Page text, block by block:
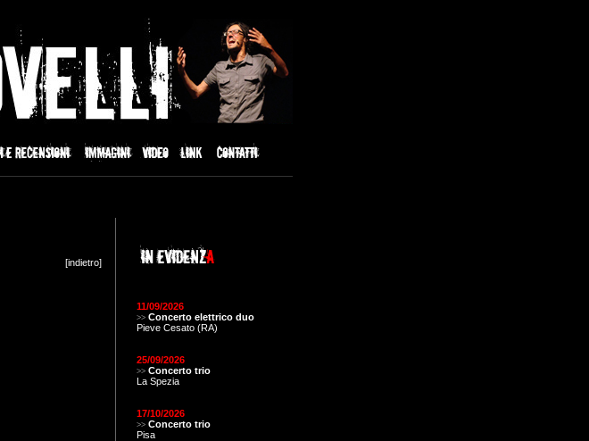
[indietro]
11/09/2026
>> Concerto elettrico duo
Pieve Cesato (RA)
25/09/2026
>> Concerto trio
La Spezia
17/10/2026
>> Concerto trio
Pisa